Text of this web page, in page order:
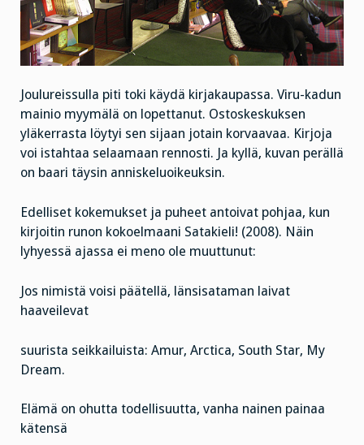
Joulureissulla piti toki käydä kirjakaupassa. Viru-kadun
mainio myymälä on lopettanut. Ostoskeskuksen
yläkerrasta löytyi sen sijaan jotain korvaavaa. Kirjoja
voi istahtaa selaamaan rennosti. Ja kyllä, kuvan perällä
on baari täysin anniskeluoikeuksin.
Edelliset kokemukset ja puheet antoivat pohjaa, kun
kirjoitin runon kokoelmaani Satakieli! (2008). Näin
lyhyessä ajassa ei meno ole muuttunut:
Jos nimistä voisi päätellä, länsisataman laivat
haaveilevat
suurista seikkailuista: Amur, Arctica, South Star, My
Dream.
Elämä on ohutta todellisuutta, vanha nainen painaa
kätensä